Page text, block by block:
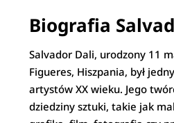
Biografia
Salvador Dali, urodzony 11
Figueres, Hiszpania, był
artystów XX wieku. Jego
dziedziny sztuki, takie jak